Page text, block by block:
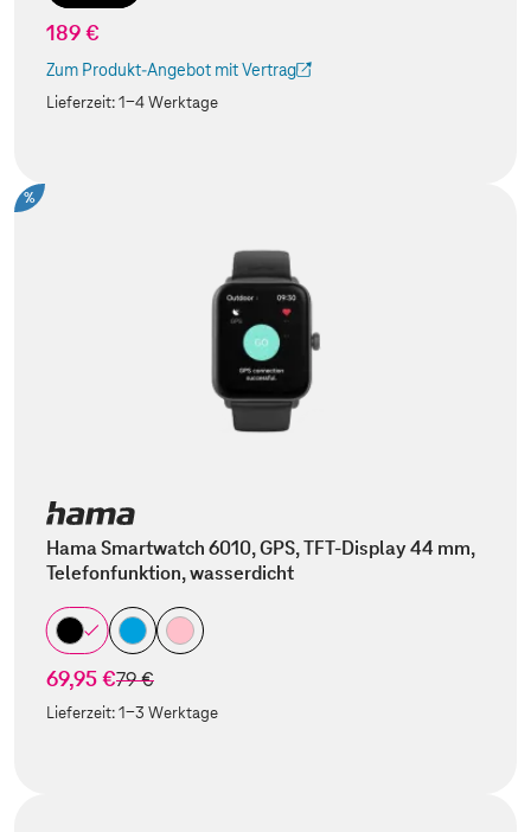
189 €
Zum Produkt-Angebot mit Vertrag
(Der Link wird in einem neuen Tab geöffnet)
Lieferzeit:1-4 Werktage
%
Hama Smartwatch 6010, GPS, TFT-Display 44 mm,
Telefonfunktion, wasserdicht
69,95 €statt
79 €
Lieferzeit:1-3 Werktage